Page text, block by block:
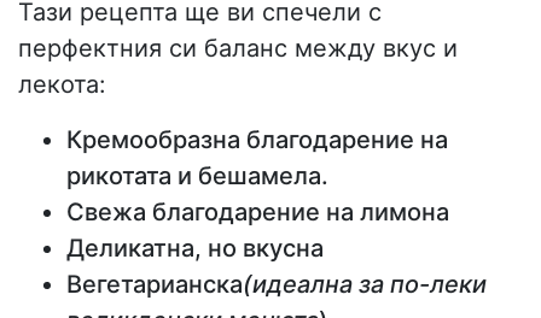
Тази рецепта ще ви спечели с
перфектния си баланс между вкус и
лекота:
Кремообразна благодарение на
рикотата и бешамела.
Свежа благодарение на лимона
Деликатна, но вкусна
Вегетарианска(идеална за по-леки